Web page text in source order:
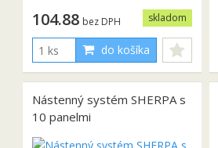
skladom
104.88 bez DPH
do košíka
Nástenný systém SHERPA s
10 panelmi